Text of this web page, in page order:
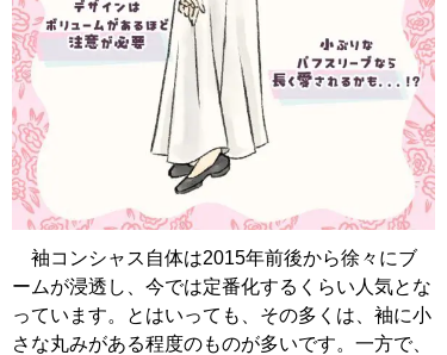
袖コンシャス自体は2015年前後から徐々にブ
ームが浸透し、今では定番化するくらい人気とな
っています。とはいっても、その多くは、袖に小
さな丸みがある程度のものが多いです。一方で、